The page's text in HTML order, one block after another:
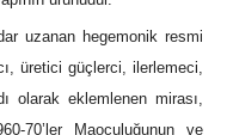
uzanan hegemonik resmi
üretici güçlerci, ilerlemeci,
olarak eklemlenen mirası,
70’ler Maoculuğunun ve